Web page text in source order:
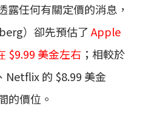
露任何有關定價的消息，
）卻先預估了 Apple
$9.99 美金左右 ；相較於
Netflix 的 $8.99 美金
的價位。